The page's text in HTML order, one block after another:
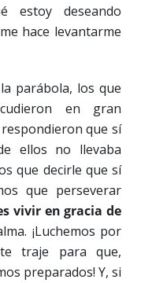
estoy deseando
hace levantarme
parábola, los que
en gran
que sí
ellos no llevaba
que decirle que sí
que perseverar
vivir en gracia de
¡Luchemos por
traje para que,
preparados! Y, si